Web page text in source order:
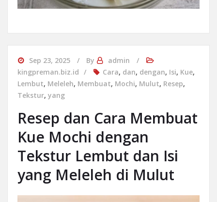
Sep 23, 2025 By
admin
kingpreman.biz.id
Cara, dan, dengan, Isi, Kue,
Lembut, Meleleh, Membuat, Mochi, Mulut, Resep,
Tekstur, yang
Resep dan Cara Membuat
Kue Mochi dengan
Tekstur Lembut dan Isi
yang Meleleh di Mulut